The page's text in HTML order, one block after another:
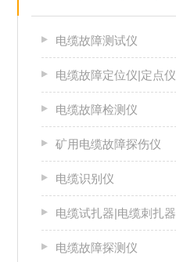
电缆故障测试仪
电缆故障定位仪|定点仪
电缆故障检测仪
矿用电缆故障探伤仪
电缆识别仪
电缆试扎器|电缆刺扎器
电缆故障探测仪